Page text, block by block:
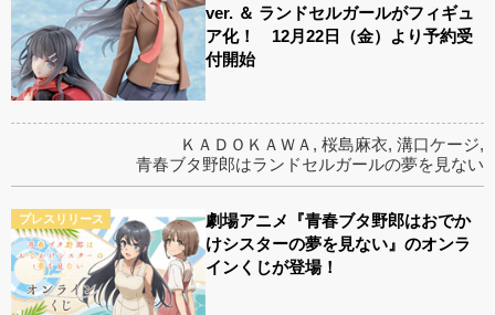
ver. ＆ ランドセルガールがフィギュ
ア化！ 12月22日（金）より予約受
付開始
ＫＡＤＯＫＡＷＡ , 桜島麻衣, 溝口ケージ,
青春ブタ野郎はランドセルガールの夢を見ない
プレスリリース
劇場アニメ『青春ブタ野郎はおでか
けシスターの夢を見ない』のオンラ
インくじが登場！